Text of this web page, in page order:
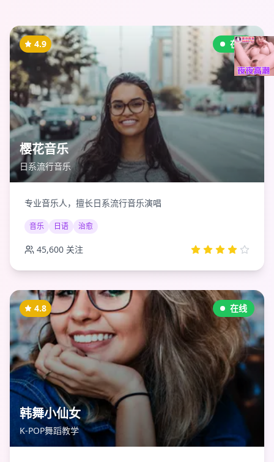
在线
4.9
樱花音乐
日系流行音乐
专业音乐人，擅长日系流行音乐演唱
音乐 日语 治愈
45,600 关注
在线
4.8
韩舞小仙女
K-POP舞蹈教学